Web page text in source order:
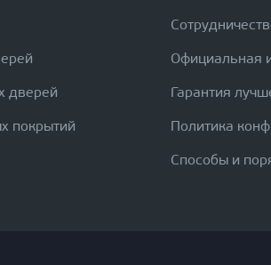
дверей
покрытий
Официальная
Гарантия
Политика
Способы и